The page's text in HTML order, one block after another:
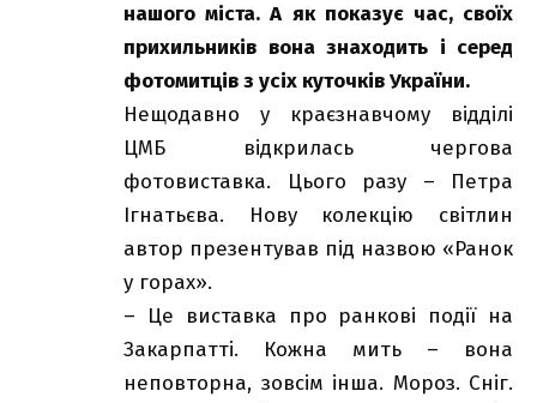
нашого міста. А як показує час, своїх
прихильників вона знаходить і серед
фотомитців з усіх куточків України.
Нещодавно у краєзнавчому відділі
ЦМБ відкрилась чергова
фотовиставка. Цього разу – Петра
Ігнатьєва. Нову колекцію світлин
автор презентував під назвою «Ранок
у горах».
– Це виставка про ранкові події на
Закарпатті. Кожна мить – вона
неповторна, зовсім інша. Мороз. Сніг.